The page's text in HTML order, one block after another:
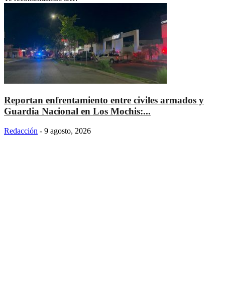
Reportan enfrentamiento entre civiles armados y
Guardia Nacional en Los Mochis:...
Redacción - 9 agosto, 2026